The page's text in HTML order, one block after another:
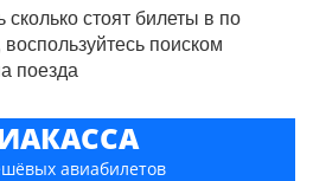
стоят билеты в по
поиском
поезда
авиабилетов